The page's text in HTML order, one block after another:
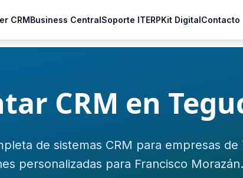
CRMBusiness CentralSoporte ITERPKit DigitalContacto
CRM en
de sistemas CRM para empresas de
personalizadas para Francisco Morazán.